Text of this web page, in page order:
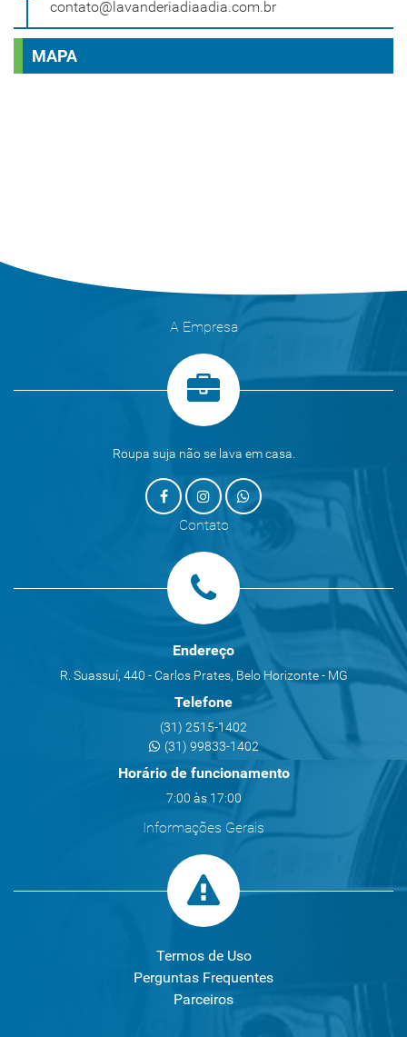
contato@lavanderiadiaadia.com.br
MAPA
A Empresa
Roupa suja não se lava em casa.
Contato
Endereço
R. Suassuí, 440 - Carlos Prates, Belo Horizonte - MG
Telefone
(31) 2515-1402
(31) 99833-1402
Horário de funcionamento
7:00 às 17:00
Informações Gerais
Termos de Uso
Perguntas Frequentes
Parceiros